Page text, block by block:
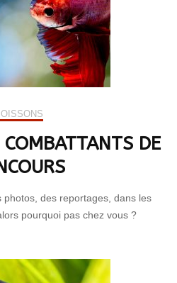
DE
photos, des reportages, dans les
pourquoi pas chez vous ?